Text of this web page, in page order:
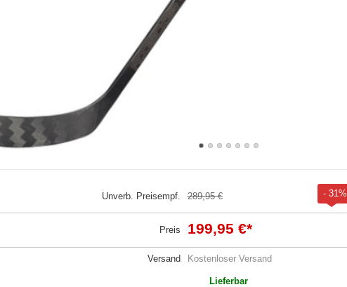
Unverb. Preisempf. 289,95 € - 31%
Preis 199,95 €*
Versand Kostenloser Versand
Lieferbar